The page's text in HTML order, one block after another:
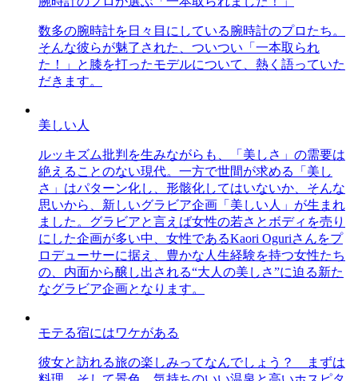
数多の腕時計を日々目にしている腕時計のプロたち。
そんな彼らが魅了された、ついつい「一本取られ
た！」と膝を打ったモデルについて、熱く語っていた
だきます。
美しい人
ルッキズム批判を生みながらも、「美しさ」の需要は
絶えることのない現代。一方で世間が求める「美し
さ」はパターン化し、形骸化してはいないか、そんな
思いから、新しいグラビア企画「美しい人」が生まれ
ました。グラビアと言えば女性の若さとボディを売り
にした企画が多い中、女性であるKaori Oguriさんをプ
ロデューサーに据え、豊かな人生経験を持つ女性たち
の、内面から醸し出される“大人の美しさ”に迫る新た
なグラビア企画となります。
モテる宿にはワケがある
彼女と訪れる旅の楽しみってなんでしょう？ まずは